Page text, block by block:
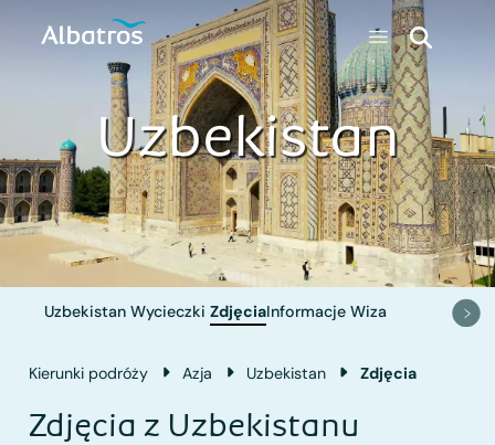
Uzbekistan
Uzbekistan Wycieczki ZdjęciaInformacje Wiza
Kierunki podróży Azja Uzbekistan Zdjęcia
Zdjęcia z Uzbekistanu